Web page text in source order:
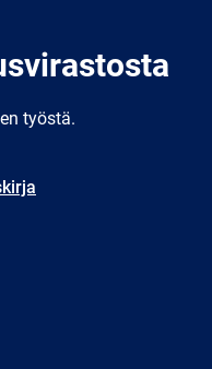
työstä.